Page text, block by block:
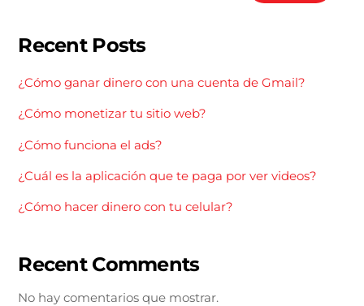
Recent Posts
¿Cómo ganar dinero con una cuenta de Gmail?
¿Cómo monetizar tu sitio web?
¿Cómo funciona el ads?
¿Cuál es la aplicación que te paga por ver videos?
¿Cómo hacer dinero con tu celular?
Recent Comments
No hay comentarios que mostrar.